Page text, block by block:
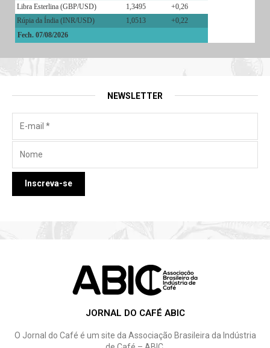
Libra Esterlina (GBP/USD)
1,3495
+0,26
Rúpia da Índia (INR/USD)
1,0513
+0,22
Fech. 07/08/2026
NEWSLETTER
JORNAL DO CAFÉ ABIC
O Jornal do Café é um site da Associação Brasileira da Indústria